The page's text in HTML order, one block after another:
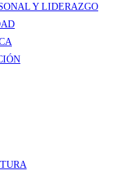
Y LIDERAZGO